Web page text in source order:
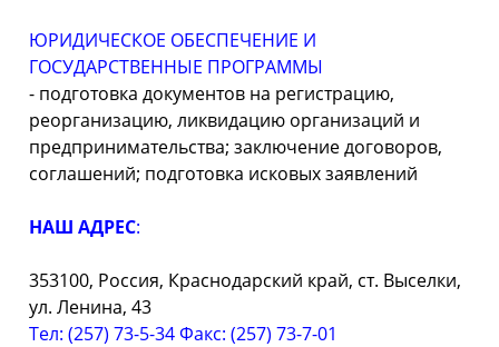
ЮРИДИЧЕСКОЕ ОБЕСПЕЧЕНИЕ И
ГОСУДАРСТВЕННЫЕ ПРОГРАММЫ
- подготовка документов на регистрацию,
реорганизацию, ликвидацию организаций и
предпринимательства; заключение договоров,
соглашений; подготовка исковых заявлений
НАШ АДРЕС:
353100, Россия, Краснодарский край, ст. Выселки,
ул. Ленина, 43
Тел: (257) 73-5-34 Факс: (257) 73-7-01